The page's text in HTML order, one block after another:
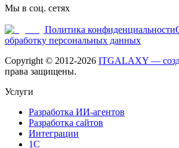
Мы в соц. сетях
Политика конфиденциальности
обработку персональных данных
Copyright © 2012-2026 ITGALAXY —
права защищены.
Услуги
Разработка ИИ-агентов
Разработка сайтов
Интеграции
1C